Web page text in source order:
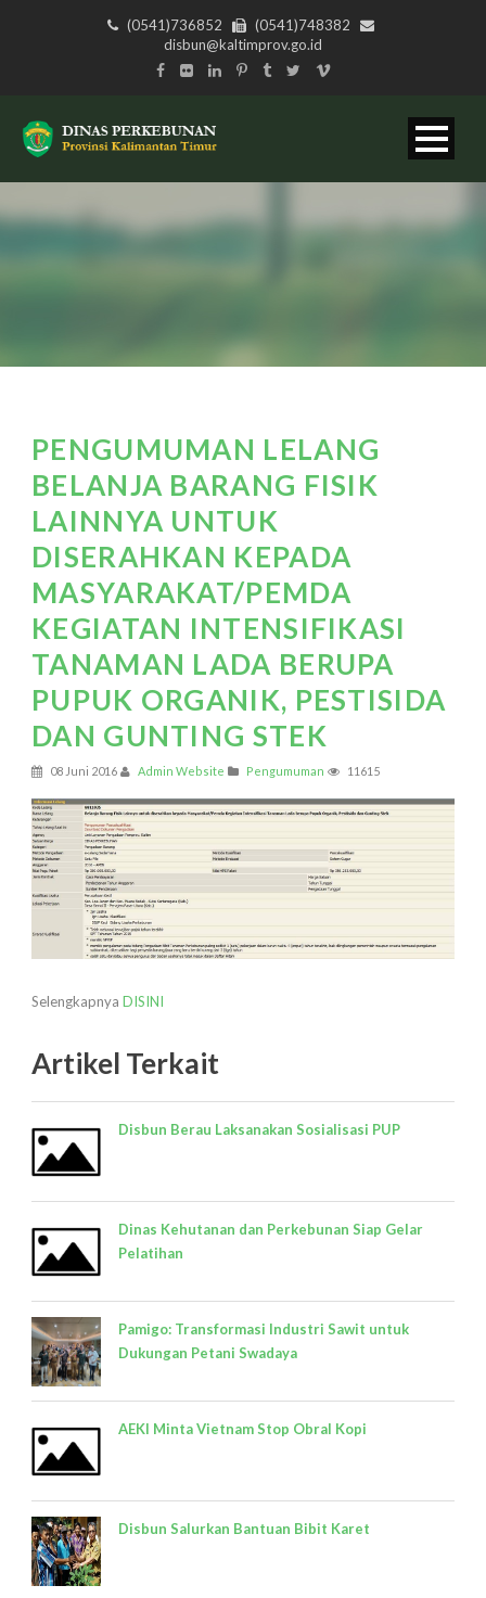
(0541)736852
(0541)748382
disbun@kaltimprov.go.id
PENGUMUMAN LELANG
BELANJA BARANG FISIK
LAINNYA UNTUK
DISERAHKAN KEPADA
MASYARAKAT/PEMDA
KEGIATAN INTENSIFIKASI
TANAMAN LADA BERUPA
PUPUK ORGANIK, PESTISIDA
DAN GUNTING STEK
08 Juni 2016 Admin Website Pengumuman 11615
Selengkapnya DISINI
Artikel Terkait
Disbun Berau Laksanakan Sosialisasi PUP
Dinas Kehutanan dan Perkebunan Siap Gelar
Pelatihan
Pamigo: Transformasi Industri Sawit untuk
Dukungan Petani Swadaya
AEKI Minta Vietnam Stop Obral Kopi
Disbun Salurkan Bantuan Bibit Karet